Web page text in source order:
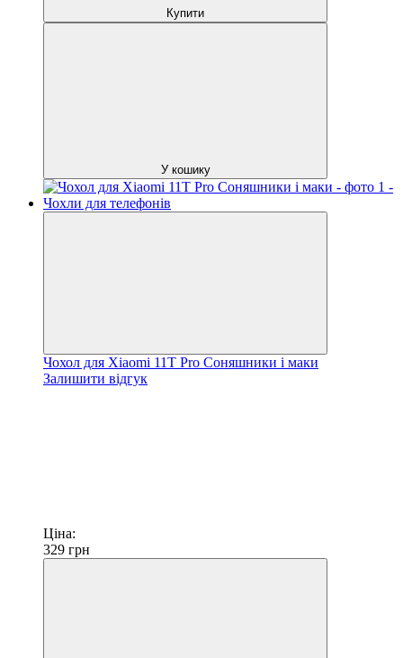
Купити
У кошику
Чохол для Xiaomi 11T Pro Соняшники і маки
Залишити відгук
Ціна:
329 грн